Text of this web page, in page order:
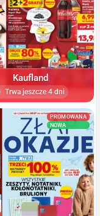
Kaufland
Trwa jeszcze 4 dni
PROMOWANA
NOWA